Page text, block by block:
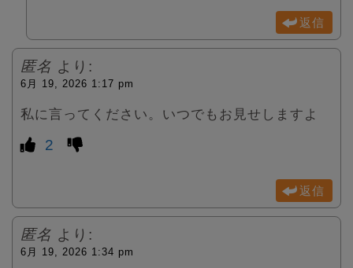
返信
匿名 より:
6月 19, 2026 1:17 pm
私に言ってください。いつでもお見せしますよ
2
返信
匿名 より:
6月 19, 2026 1:34 pm